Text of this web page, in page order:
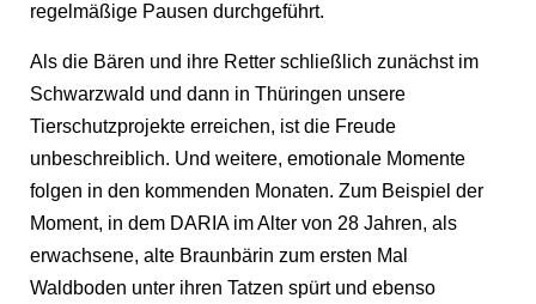
regelmäßige Pausen durchgeführt.
Als die Bären und ihre Retter schließlich zunächst im
Schwarzwald und dann in Thüringen unsere
Tierschutzprojekte erreichen, ist die Freude
unbeschreiblich. Und weitere, emotionale Momente
folgen in den kommenden Monaten. Zum Beispiel der
Moment, in dem DARIA im Alter von 28 Jahren, als
erwachsene, alte Braunbärin zum ersten Mal
Waldboden unter ihren Tatzen spürt und ebenso